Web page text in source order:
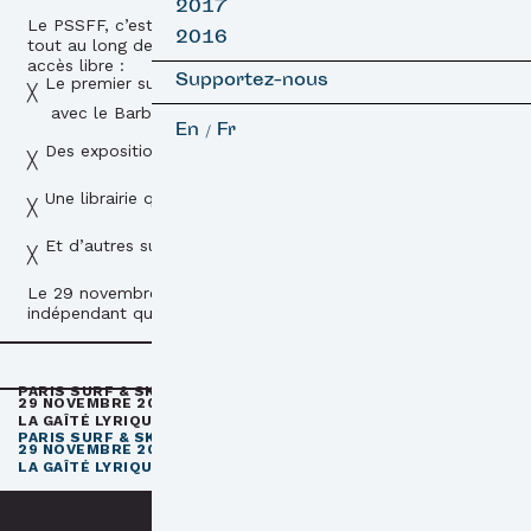
2017
2016
Supportez-nous
En / Fr
Le PSSFF, c’est également un espace de rencontre ! Ainsi
tout au long de la journée, vous pourrez découvrir en
accès libre :
Le premier surf swap parisien, organisé en partenariat
avec le Barbès Surf Club.
Des expositions et installations artistiques
Une librairie qui proposera des séances de dédicaces
Et d’autres surprises
Le 29 novembre, venez donc soutenir un cinéma
indépendant qui reflète notre époque !
PARIS SURF & SKATEBOARD FILM FESTIVAL
29 NOVEMBRE 2026
LA GAÎTÉ LYRIQUE · PARIS 3
PARIS SURF & SKATEBOARD FILM FESTIVAL
29 NOVEMBRE 2026
LA GAÎTÉ LYRIQUE · PARIS 3